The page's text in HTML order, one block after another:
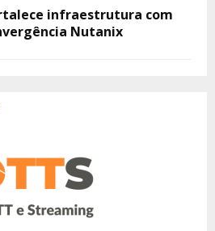
infraestrutura com
Nutanix